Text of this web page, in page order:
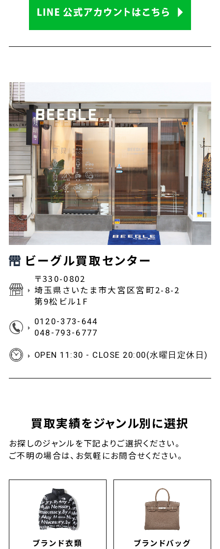
ビーグル買取センター
〒330-0802
埼玉県さいたま市大宮区宮町2-8-2
第9松ビル1F
0120-373-644
048-793-6777
OPEN 11:30 - CLOSE 20:00(水曜日定休日)
買取実績をジャンル別に選択
お探しのジャンルを下記よりご選択ください。
ご不明の場合は、お気軽にお問合せください。
ブランド衣類 ブランドバッグ